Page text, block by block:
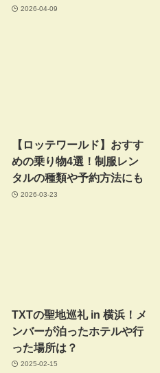
2026-04-09
【ロッテワールド】おすす
めの乗り物4選！制服レン
タルの種類や予約方法にも
2026-03-23
TXTの聖地巡礼 in 横浜！メ
ンバーが泊ったホテルや行
った場所は？
2025-02-15